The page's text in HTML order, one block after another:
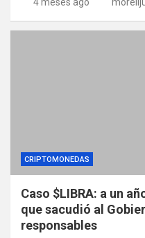
CRIPTOMONEDAS
Caso $LIBRA: a un
que sacudió al
responsables